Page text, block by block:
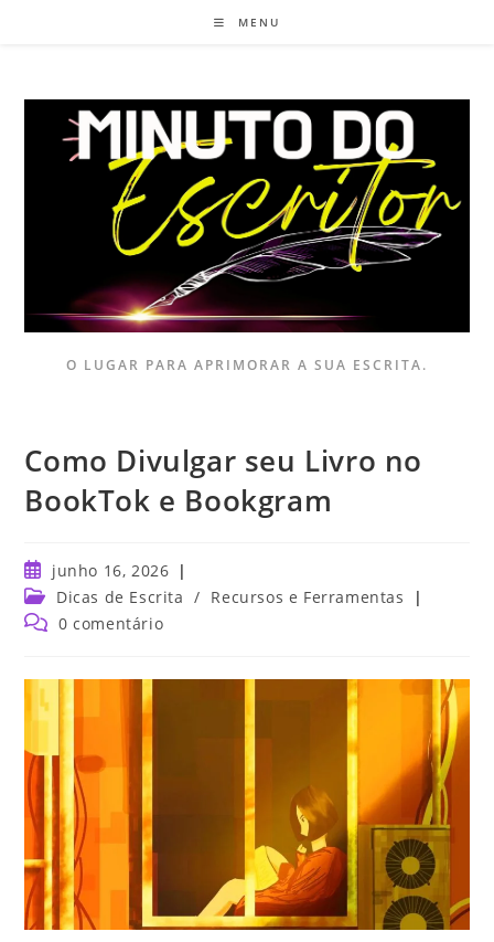
MENU
O LUGAR PARA APRIMORAR A SUA ESCRITA.
Como Divulgar seu Livro no
BookTok e Bookgram
junho 16, 2026
Dicas de Escrita / Recursos e Ferramentas
0 comentário